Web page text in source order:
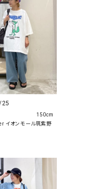
ダ）
SUGAR ROSE（シュガーロ
squady by graphite（スカ
ウ
THIRTY（サーティ）
tumugu:（ツムグ）
UNIVERSAL OVERALL（
upper hights（アッパーハイ
イオンモール筑紫野
150cm